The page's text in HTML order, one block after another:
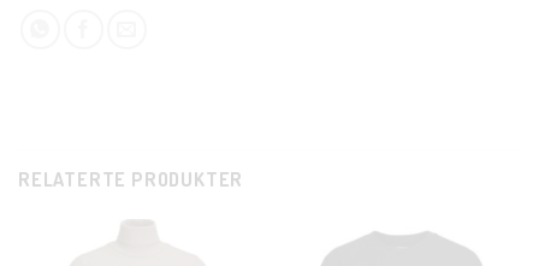
RELATERTE PRODUKTER